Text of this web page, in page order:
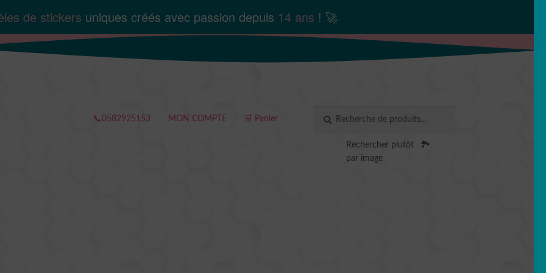
de stickers uniques créés avec passion depuis 14 ans ! 🚀
📞0582925153 MON COMPTE 🛒 Panier
pour :
RECHERCHE
Rechercher plutôt
par image
🏞️